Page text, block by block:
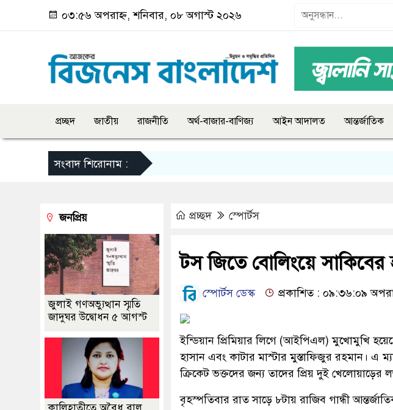
০৩:৫৬ অপরাহ্ন, শনিবার, ০৮ অগাস্ট ২০২৬
প্রচ্ছদ জাতীয় রাজনীতি অর্থ-বাজার-বাণিজ্য আইন আদালত আন্তর্জাতিক
সংবাদ শিরোনাম :
প্রচ্ছদ স্পোর্টস
টস জিতে বোলিংয়ে সাকিবের
স্পোর্টস ডেস্ক প্রকাশিত : ০৯:৩৬:০৯
ইন্ডিয়ান প্রিমিয়ার লিগে (আইপিএল) মুখোমুখি
হাসান এবং কাটার মাস্টার মুস্তাফিজুর রহমান। এ
ক্রিকেট ভক্তদের জন্য তাদের প্রিয় দুই খেলোয়াড়ের
বৃহস্পতিবার রাত সাড়ে ৮টায় রাজিব গান্ধী
জনপ্রিয়
জুলাই গণঅভ্যুত্থান স্মৃতি
জাদুঘর উদ্বোধন ৫ আগস্ট